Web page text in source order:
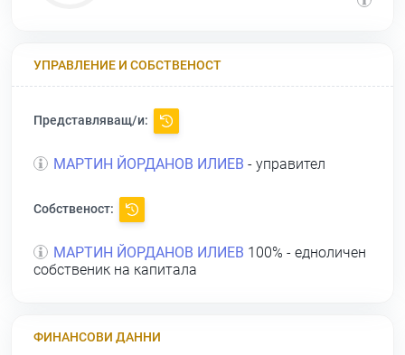
УПРАВЛЕНИЕ И СОБСТВЕНОСТ
Представляващ/и:
МАРТИН ЙОРДАНОВ ИЛИЕВ - управител
Собственост:
МАРТИН ЙОРДАНОВ ИЛИЕВ 100% - едноличен
собственик на капитала
ФИНАНСОВИ ДАННИ